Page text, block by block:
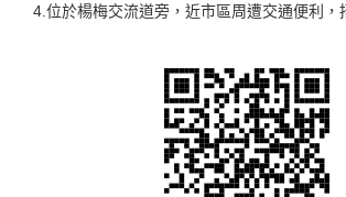
4.位於楊梅交流道旁，近市區周遭交通便利，